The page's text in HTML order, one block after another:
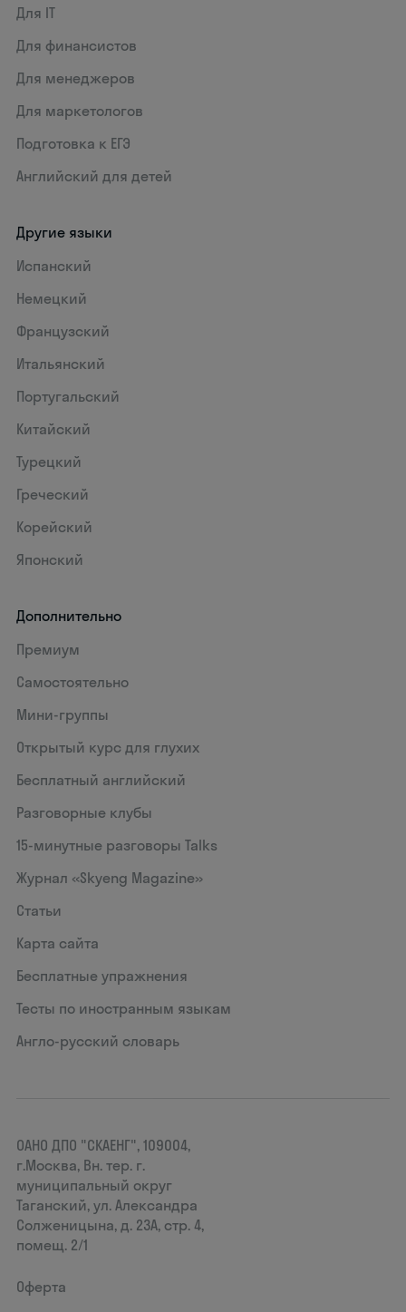
Для IT
Для финансистов
Для менеджеров
Для маркетологов
Подготовка к ЕГЭ
Английский для детей
Другие языки
Испанский
Немецкий
Французский
Итальянский
Португальский
Китайский
Турецкий
Греческий
Корейский
Японский
Дополнительно
Премиум
Самостоятельно
Мини-группы
Открытый курс для глухих
Бесплатный английский
Разговорные клубы
15‑минутные разговоры Talks
Журнал «Skyeng Magazine»
Статьи
Карта сайта
Бесплатные упражнения
Тесты по иностранным языкам
Англо-русский словарь
ОАНО ДПО "СКАЕНГ", 109004,
г.Москва, Вн. тер. г.
муниципальный округ
Таганский, ул. Александра
Солженицына, д. 23А, стр. 4,
помещ. 2/1
Оферта